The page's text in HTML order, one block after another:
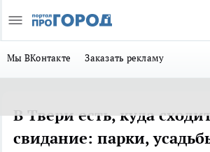
Мы ВКонтакте Заказать рекламу
В Твери есть, куда
свидание: парки,